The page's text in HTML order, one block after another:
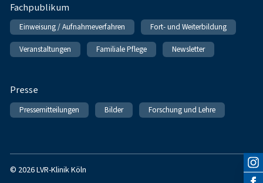
Fachpublikum
Einweisung / Aufnahmeverfahren Fort- und Weiterbildung
Veranstaltungen Familiale Pflege Newsletter
Presse
Pressemitteilungen Bilder Forschung und Lehre
© 2026 LVR-Klinik Köln